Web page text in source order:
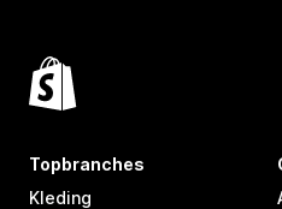
Topbranches
Kleding